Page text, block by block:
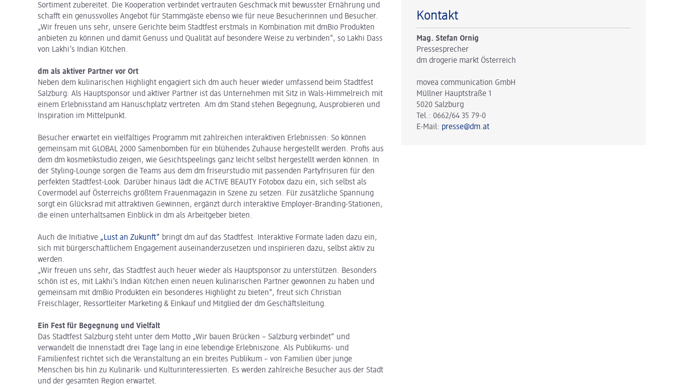
Sortiment zubereitet. Die Kooperation verbindet vertrauten Geschmack mit bewusster Ernährung und
schafft ein genussvolles Angebot für Stammgäste ebenso wie für neue Besucherinnen und Besucher.
„Wir freuen uns sehr, unsere Gerichte beim Stadtfest erstmals in Kombination mit dmBio Produkten
anbieten zu können und damit Genuss und Qualität auf besondere Weise zu verbinden“, so Lakhi Dass
von Lakhi’s Indian Kitchen.
dm als aktiver Partner vor Ort
Neben dem kulinarischen Highlight engagiert sich dm auch heuer wieder umfassend beim Stadtfest
Salzburg: Als Hauptsponsor und aktiver Partner ist das Unternehmen mit Sitz in Wals-Himmelreich mit
einem Erlebnisstand am Hanuschplatz vertreten. Am dm Stand stehen Begegnung, Ausprobieren und
Inspiration im Mittelpunkt.
Besucher erwartet ein vielfältiges Programm mit zahlreichen interaktiven Erlebnissen: So können
gemeinsam mit GLOBAL 2000 Samenbomben für ein blühendes Zuhause hergestellt werden. Profis aus
dem dm kosmetikstudio zeigen, wie Gesichtspeelings ganz leicht selbst hergestellt werden können. In
der Styling-Lounge sorgen die Teams aus dem dm friseurstudio mit passenden Partyfrisuren für den
perfekten Stadtfest-Look. Darüber hinaus lädt die ACTIVE BEAUTY Fotobox dazu ein, sich selbst als
Covermodel auf Österreichs größtem Frauenmagazin in Szene zu setzen. Für zusätzliche Spannung
sorgt ein Glücksrad mit attraktiven Gewinnen, ergänzt durch interaktive Employer-Branding-Stationen,
die einen unterhaltsamen Einblick in dm als Arbeitgeber bieten.
Auch die Initiative „Lust an Zukunft“ bringt dm auf das Stadtfest. Interaktive Formate laden dazu ein,
sich mit bürgerschaftlichem Engagement auseinanderzusetzen und inspirieren dazu, selbst aktiv zu
werden.
„Wir freuen uns sehr, das Stadtfest auch heuer wieder als Hauptsponsor zu unterstützen. Besonders
schön ist es, mit Lakhi’s Indian Kitchen einen neuen kulinarischen Partner gewonnen zu haben und
gemeinsam mit dmBio Produkten ein besonderes Highlight zu bieten“, freut sich Christian
Freischlager, Ressortleiter Marketing & Einkauf und Mitglied der dm Geschäftsleitung.
Ein Fest für Begegnung und Vielfalt
Das Stadtfest Salzburg steht unter dem Motto „Wir bauen Brücken – Salzburg verbindet“ und
verwandelt die Innenstadt drei Tage lang in eine lebendige Erlebniszone. Als Publikums- und
Familienfest richtet sich die Veranstaltung an ein breites Publikum – von Familien über junge
Menschen bis hin zu Kulinarik- und Kulturinteressierten. Es werden zahlreiche Besucher aus der Stadt
und der gesamten Region erwartet.
Kontakt
Mag. Stefan Ornig
Pressesprecher
dm drogerie markt Österreich
movea communication GmbH
Müllner Hauptstraße 1
5020 Salzburg
Tel.: 0662/64 35 79-0
E-Mail: presse@dm.at